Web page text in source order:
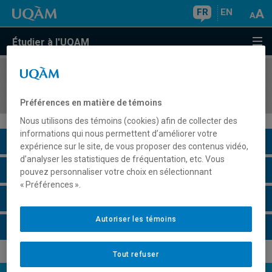
FR EN
Étudier à l'UQAM
COURS//
Description du cours
Horaire - Été 2026
Préférences en matière de témoins
Nous utilisons des témoins (cookies) afin de collecter des
informations qui nous permettent d’améliorer votre
expérience sur le site, de vous proposer des contenus vidéo,
d’analyser les statistiques de fréquentation, etc. Vous
pouvez personnaliser votre choix en sélectionnant
« Préférences ».
Tout refuser
Autoriser les témoins